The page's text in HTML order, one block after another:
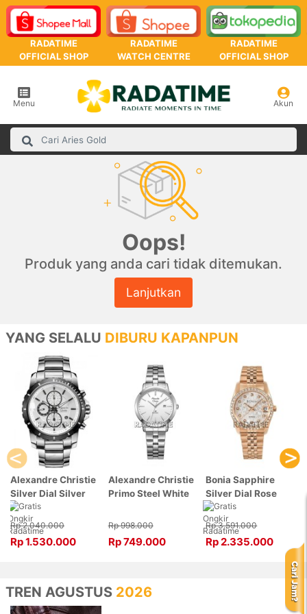
RADATIME
OFFICIAL SHOP
RADATIME
WATCH CENTRE
RADATIME
OFFICIAL SHOP
Menu Akun
Oops!
Produk yang anda cari tidak ditemukan.
Lanjutkan
YANG SELALU DIBURU KAPANPUN
Alexandre Christie
Silver Dial Silver
Stainless Steel,
Case Silver
6141MCBTBSL
Rp 2.040.000
Rp 1.530.000
Alexandre Christie
Primo Steel White
Stainless Steel,
1007LDBSSSL
Rp 998.000
Rp 749.000
Bonia Sapphire
Silver Dial Rose
Gold Stainless
Steel, Case Rose
Gold BNB10550-
3516S
Rp 3.591.000
Rp 2.335.000
TREN AGUSTUS 2026